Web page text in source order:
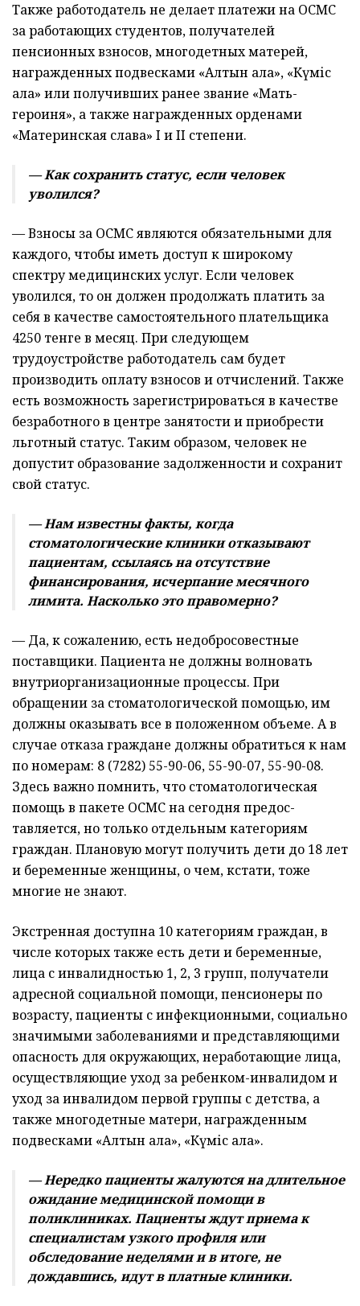
Также работодатель не делает платежи на ОСМС
за работающих студентов, получателей
пенсионных взносов, многодетных матерей,
награжденных подвесками «Алтын алқа», «Күміс
алқа» или получивших ранее звание «Мать-
героиня», а также награжденных орденами
«Материнская слава» I и II степени.
— Как сохранить статус, если человек
уволился?
— Взносы за ОСМС являются обязательными для
каждого, чтобы иметь доступ к широкому
спектру медицинских услуг. Если человек
уволился, то он должен продолжать платить за
себя в качестве самостоятельного плательщика
4250 тенге в месяц. При следующем
трудоустройстве работодатель сам будет
производить оплату взносов и отчислений. Также
есть возможность зарегистрироваться в качестве
безработного в центре занятости и приобрести
льготный статус. Таким образом, человек не
допустит образование задолженности и сохранит
свой статус.
— Нам известны факты, когда
стоматологические клиники отказывают
пациентам, ссылаясь на отсутствие
финансирования, исчерпание месячного
лимита. Насколько это правомерно?
— Да, к сожалению, есть недобросовестные
поставщики. Пациента не должны волновать
внутриорганизационные процессы. При
обращении за стоматологической помощью, им
должны оказывать все в положенном объеме. А в
случае отказа граждане должны обратиться к нам
по номерам: 8 (7282) 55-90-06, 55-90-07, 55-90-08.
Здесь важно помнить, что стоматологическая
помощь в пакете ОСМС на сегодня предос­
тавляется, но только отдельным категориям
граждан. Плановую могут получить дети до 18 лет
и беременные женщины, о чем, кстати, тоже
многие не знают.
Экстренная доступна 10 категориям граждан, в
числе которых также есть дети и беременные,
лица с инвалидностью 1, 2, 3 групп, получатели
адресной социальной помощи, пенсионеры по
возрасту, пациенты с инфекционными, социально
значимыми заболеваниями и представляющими
опасность для окружающих, неработающие лица,
осуществляющие уход за ребенком-инвалидом и
уход за инвалидом первой группы с детства, а
также многодетные матери, награжденным
подвесками «Алтын алқа», «Күміс алқа».
— Нередко пациенты жалуются на длительное
ожидание медицинской помощи в
поликлиниках. Пациенты ждут приема к
специалистам узкого профиля или
обследование неделями и в итоге, не
дождавшись, идут в платные клиники.